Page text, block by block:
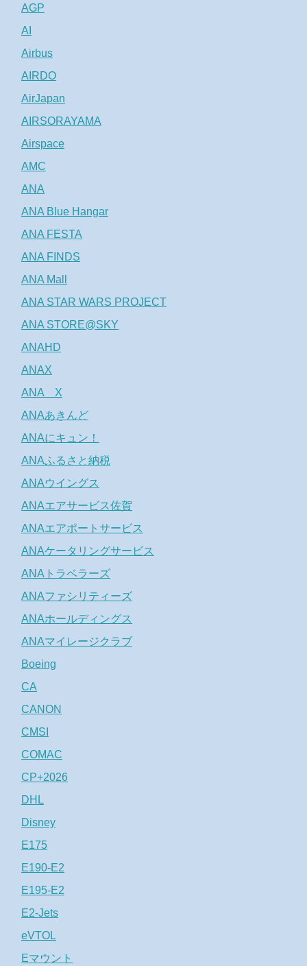
AGP
AI
Airbus
AIRDO
AirJapan
AIRSORAYAMA
Airspace
AMC
ANA
ANA Blue Hangar
ANA FESTA
ANA FINDS
ANA Mall
ANA STAR WARS PROJECT
ANA STORE@SKY
ANAHD
ANAX
ANA X
ANAあきんど
ANAにキュン！
ANAふるさと納税
ANAウイングス
ANAエアサービス佐賀
ANAエアポートサービス
ANAケータリングサービス
ANAトラベラーズ
ANAファシリティーズ
ANAホールディングス
ANAマイレージクラブ
Boeing
CA
CANON
CMSI
COMAC
CP+2026
DHL
Disney
E175
E190-E2
E195-E2
E2-Jets
eVTOL
Eマウント